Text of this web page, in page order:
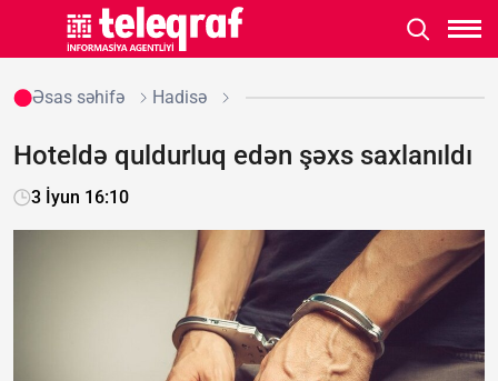
Əsas səhifə Hadisə
Hoteldə quldurluq edən şəxs saxlanıldı
3 İyun 16:10